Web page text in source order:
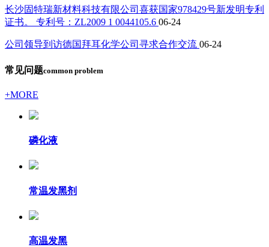
长沙固特瑞新材料科技有限公司喜获国家978429号新发明专利
证书。 专利号：ZL2009 1 0044105.6 06-24
公司领导到访德国拜耳化学公司寻求合作交流 06-24
常见问题common problem
+MORE
磷化液
常温发黑剂
高温发黑